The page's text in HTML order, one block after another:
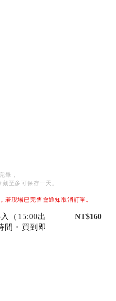
畢，
至多可保存一天。
若現場已完售會通知取消訂單。
（15:00出
間・買到即
NT$160